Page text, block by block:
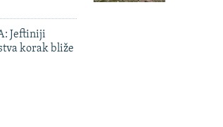
Jeftiniji
korak bliže